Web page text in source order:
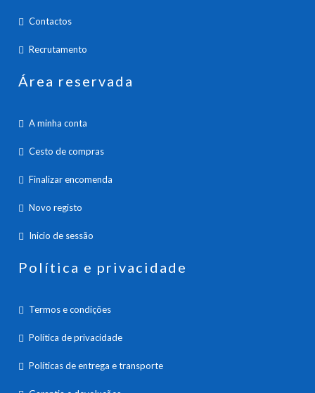
Contactos
Recrutamento
Área reservada
A minha conta
Cesto de compras
Finalizar encomenda
Novo registo
Inicio de sessão
Política e privacidade
Termos e condições
Política de privacidade
Políticas de entrega e transporte